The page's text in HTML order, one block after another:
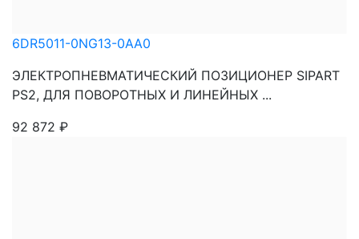
6DR5011-0NG13-0AA0
ЭЛЕКТРОПНЕВМАТИЧЕСКИЙ ПОЗИЦИОНЕР SIPART
PS2, ДЛЯ ПОВОРОТНЫХ И ЛИНЕЙНЫХ ...
92 872 ₽